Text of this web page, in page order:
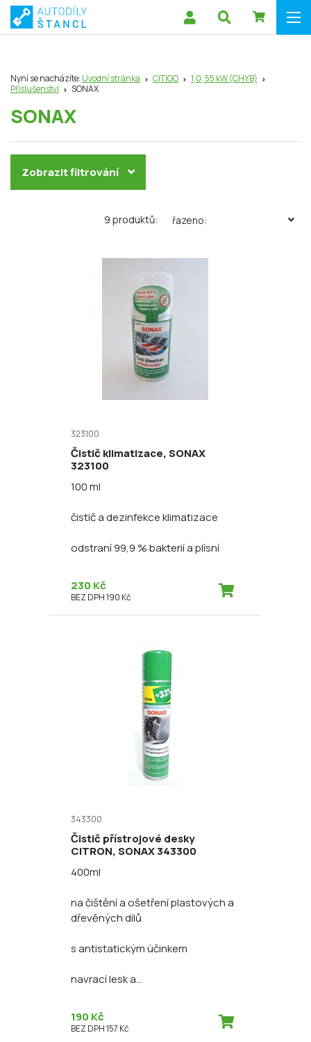
Nyní se nacházíte: Úvodní stránka CITIGO
1,0, 55 kW (CHYB)
Příslušenství
SONAX
SONAX
Zobrazit filtrování
9 produktů: řazeno:
323100
Čistič klimatizace, SONAX
323100
100 ml
čistič a dezinfekce klimatizace
odstraní 99,9 % bakterií a plísní
230 Kč
BEZ DPH 190 Kč
343300
Čistič přístrojové desky
CITRON, SONAX 343300
400ml
na čištění a ošetření plastových a
dřevěných dílů
s antistatickým účinkem
navrací lesk a...
190 Kč
BEZ DPH 157 Kč